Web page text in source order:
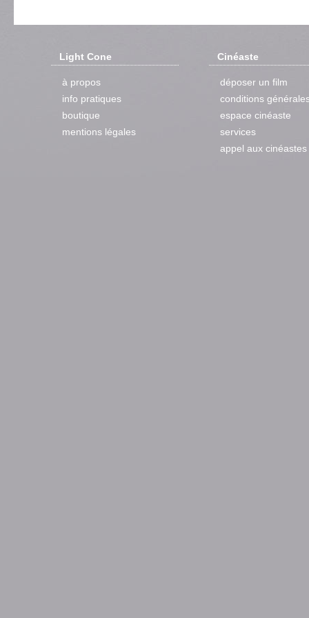
Light Cone
à propos
info pratiques
boutique
mentions légales
Cinéaste
déposer un film
conditions
espace cinéaste
services
appel aux cinéastes